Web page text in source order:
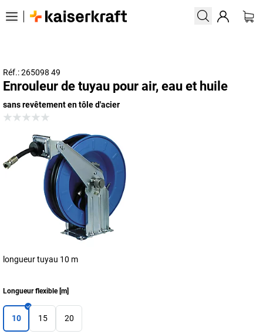
Réf.: 265098 49
Enrouleur de tuyau pour air, eau et huile
sans revêtement en tôle d'acier
longueur tuyau 10 m
Longueur flexible[m]
10 15 20